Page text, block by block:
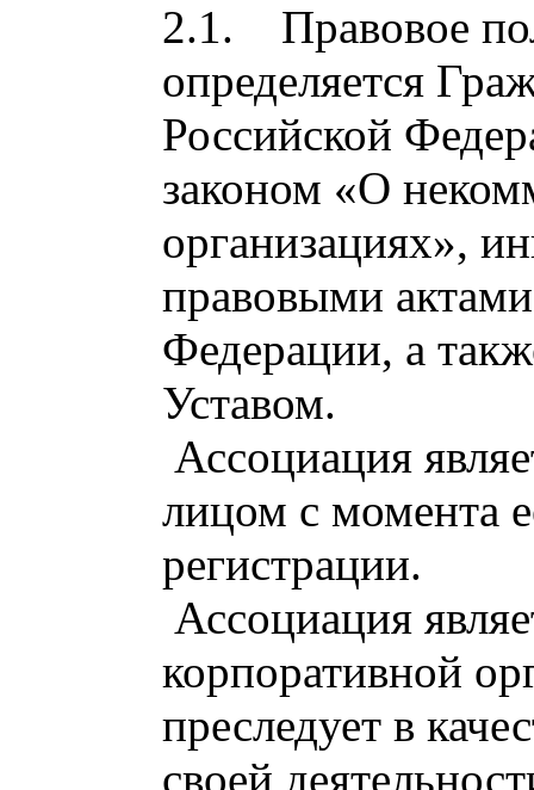
2.1. Правовое
определяется
Российской
законом «О
организациях»,
правовыми
Федерации, а
Уставом.
Ассоциация
лицом с момента
регистрации.
Ассоциация
корпоративной
преследует в
своей